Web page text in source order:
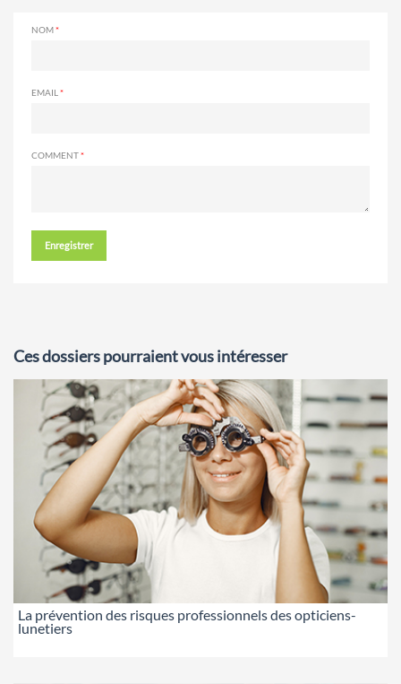
NOM
EMAIL
COMMENT
Enregistrer
Ces dossiers pourraient vous intéresser
La prévention des risques professionnels des opticiens-
lunetiers